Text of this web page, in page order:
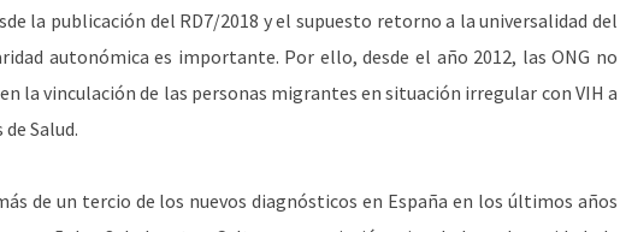
la publicación del RD7/2018 y el supuesto retorno a la universalidad del
autonómica es importante. Por ello, desde el año 2012, las ONG no
la vinculación de las personas migrantes en situación irregular con VIH a
Salud.
de un tercio de los nuevos diagnósticos en España en los últimos años